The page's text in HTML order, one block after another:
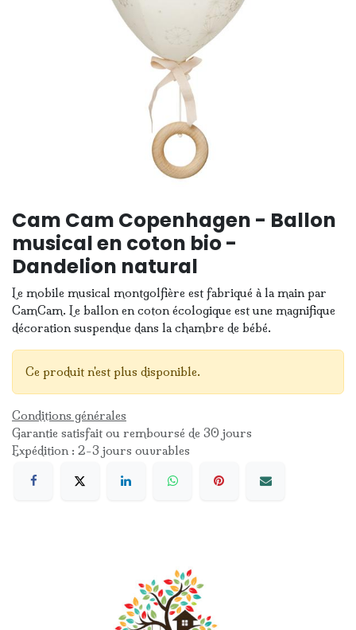
Cam Cam Copenhagen - Ballon
musical en coton bio -
Dandelion natural
Le mobile musical montgolfière est fabriqué à la main par
CamCam. Le ballon en coton écologique est une magnifique
décoration suspendue dans la chambre de bébé.
Ce produit n'est plus disponible.
Conditions générales
Garantie satisfait ou remboursé de 30 jours
Expédition : 2-3 jours ouvrables